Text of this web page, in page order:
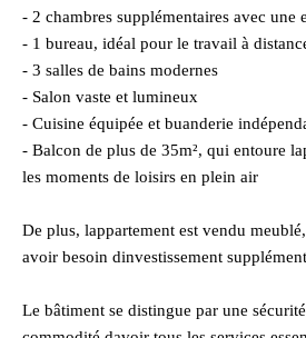
- 2 chambres supplémentaires avec une
- 1 bureau, idéal pour le travail à
- 3 salles de bains modernes
- Salon vaste et lumineux
- Cuisine équipée et buanderie
- Balcon de plus de 35m², qui entoure
les moments de loisirs en plein air
De plus, lappartement est vendu
avoir besoin dinvestissement
Le bâtiment se distingue par une